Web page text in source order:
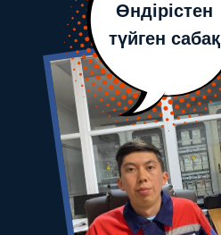
Өндірістен
түйген сабақ